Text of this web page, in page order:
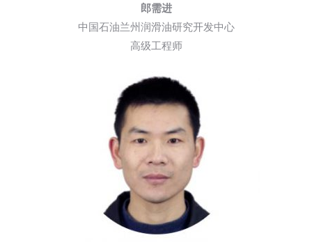
郎需进
中国石油兰州润滑油研究开发中心
高级工程师